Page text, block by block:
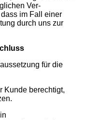
Ver-
im Fall einer
durch uns zur
für die
Kunde berechtigt,